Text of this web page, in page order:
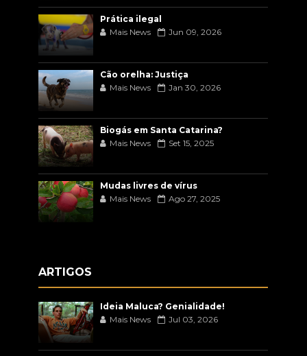
Prática ilegal
Mais News
Jun 09, 2026
Cão orelha: Justiça
Mais News
Jan 30, 2026
Biogás em Santa Catarina?
Mais News
Set 15, 2025
Mudas livres de vírus
Mais News
Ago 27, 2025
ARTIGOS
Ideia Maluca? Genialidade!
Mais News
Jul 03, 2026